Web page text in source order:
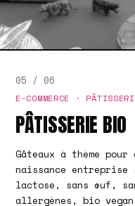
05 / 06
E-COMMERCE ·
PÂTISSERIE BIO
Gâteaux à thème
naissance entreprise
lactose, sans œuf,
allergènes, bio